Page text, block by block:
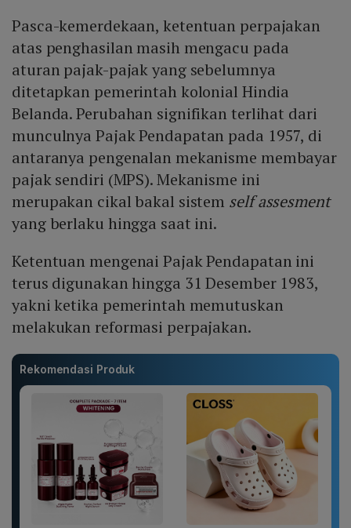
Pasca-kemerdekaan, ketentuan perpajakan
atas penghasilan masih mengacu pada
aturan pajak-pajak yang sebelumnya
ditetapkan pemerintah kolonial Hindia
Belanda. Perubahan signifikan terlihat dari
munculnya Pajak Pendapatan pada 1957, di
antaranya pengenalan mekanisme membayar
pajak sendiri (MPS). Mekanisme ini
merupakan cikal bakal sistem self assesment
yang berlaku hingga saat ini.
Ketentuan mengenai Pajak Pendapatan ini
terus digunakan hingga 31 Desember 1983,
yakni ketika pemerintah memutuskan
melakukan reformasi perpajakan.
Rekomendasi Produk